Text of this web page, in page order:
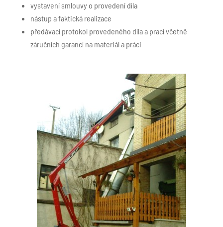
vystavení smlouvy o provedení díla
nástup a faktická realizace
předávací protokol provedeného díla a prací včetně
záručních garancí na materiál a práci